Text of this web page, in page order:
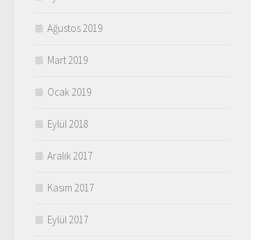
Ağustos 2019
Mart 2019
Ocak 2019
Eylül 2018
Aralık 2017
Kasım 2017
Eylül 2017